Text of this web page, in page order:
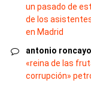
un pasado de
de los
en Madrid
antonio
«reina de las
corrupción»